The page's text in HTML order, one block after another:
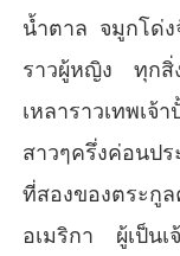
น้ำตาล จมูกโด่
ราวผู้หญิง ทุกสิ่
เหลาราวเทพเ
สาวๆครึ่งค่อนป
ที่สองของตระกู
อเมริกา ผู้เป็นเ